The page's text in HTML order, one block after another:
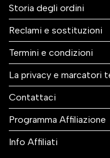
Storia degli ordini
Reclami e sostituzioni
Termini e condizioni
La privacy e marcatori
Contattaci
Programma Affiliazione
Info Affiliati